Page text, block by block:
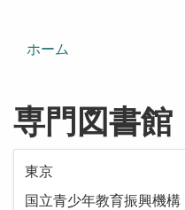
ホーム
専門図書館
東京
国立青少年教育振興機構